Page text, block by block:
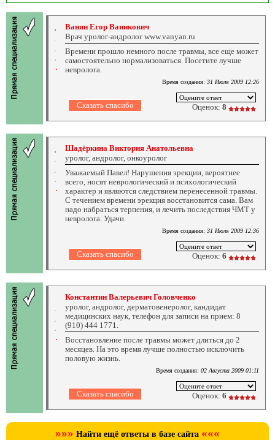
Ванян Егор Ваникович
Врач уролог-андролог www.vanyan.ru
Времени прошло немного после травмы, все еще может
самостоятельно нормализоваться. Посетите лучше
невролога.
Время создания: 31 Июля 2009 12:26
Оценок: 8
Шадёркина Виктория Анатольевна
уролог, андролог, онкоуролог
Уважаемый Павел! Нарушения эрекции, вероятнее
всего, носят неврологический и психологический
характер и являются следствием перенесенной травмы.
С течением времени эрекция восстановится сама. Вам
надо набраться терпения, и лечить последствия ЧМТ у
невролога. Удачи.
Время создания: 31 Июля 2009 12:36
Оценок: 6
Константин Валерьевич Головченко
уролог, андролог, дерматовенеролог, кандидат
медицинских наук, телефон для записи на прием: 8
(910) 444 1771.
Восстановление после травмы может длиться до 2
месяцев. На это время лучше полностью исключить
половую жизнь.
Время создания: 02 Августа 2009 01:11
Оценок: 6
»»» Найти ещё ответы в базе сайта «««